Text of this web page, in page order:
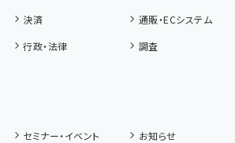
決済
通販・ECシステム
行政・法律
調査
セミナー・イベント
お知らせ